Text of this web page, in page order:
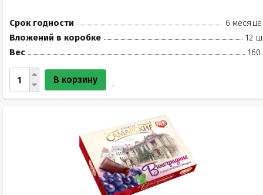
Срок годности
6
Вложений в коробке
12
Вес
160
В корзину